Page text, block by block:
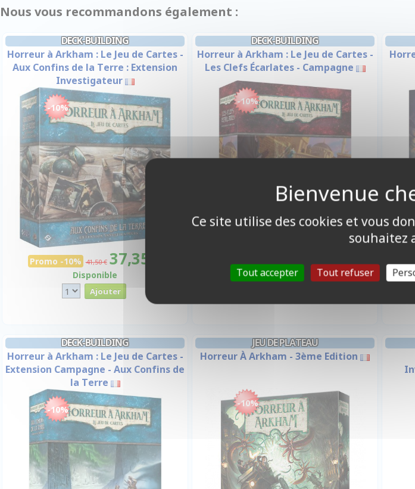
Nous vous recommandons également :
DECK-BUILDING
Horreur à Arkham : Le Jeu de Cartes -
Aux Confins de la Terre : Extension
Investigateur
-10%
Promo -10% 41,50 € 37,35 €
Disponible
DECK-BUILDING
Horreur à Arkham : Le Jeu de Cartes -
Les Clefs Écarlates - Campagne
-10%
Disponible
DECK-BUILDING
Horreur à Arkham : Le Jeu de Cartes -
Extension Campagne - Aux Confins de
la Terre
-10%
JEU DE PLATEAU
Horreur À Arkham - 3ème Edition
-10%
Ce site utilise des cookies et vous
souhaitez
Tout accepter Tout refuser